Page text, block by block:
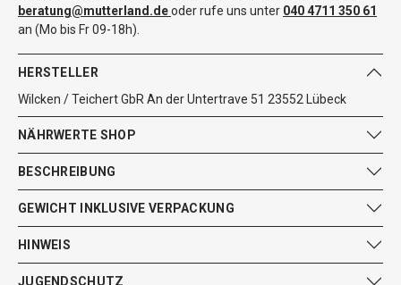
beratung@mutterland.deoder rufe uns unter 040 4711 350 61
an (Mo bis Fr 09-18h).
HERSTELLER
Wilcken / Teichert GbR An der Untertrave 51 23552 Lübeck
NÄHRWERTE SHOP
BESCHREIBUNG
GEWICHT INKLUSIVE VERPACKUNG
HINWEIS
JUGENDSCHUTZ